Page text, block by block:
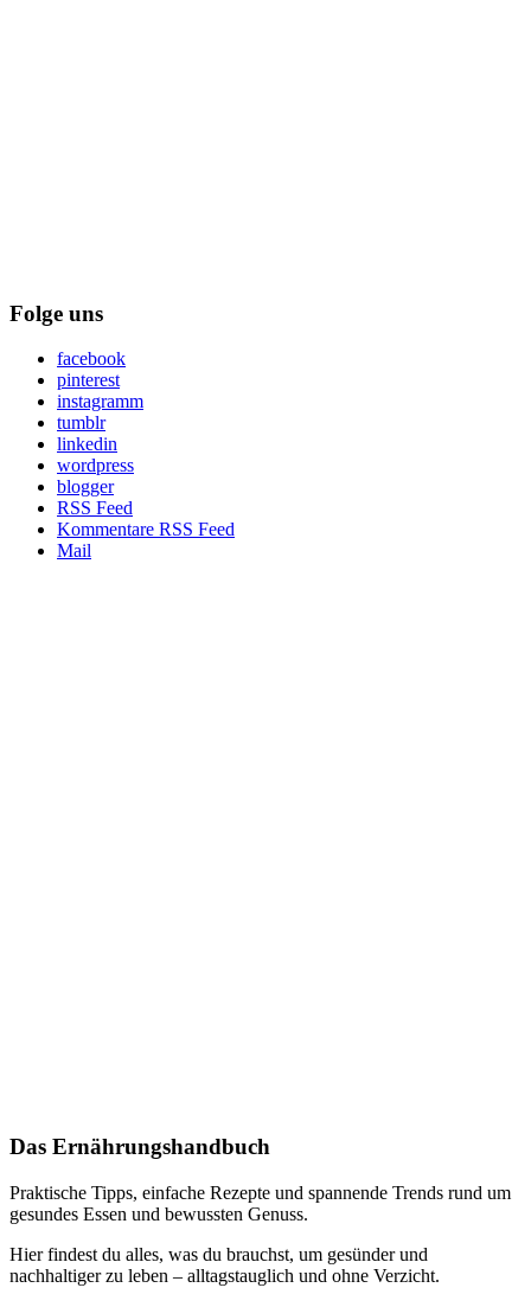
Folge uns
facebook
pinterest
instagramm
tumblr
linkedin
wordpress
blogger
RSS Feed
Kommentare RSS Feed
Mail
Das Ernährungshandbuch
Praktische Tipps, einfache Rezepte und spannende Trends rund um
gesundes Essen und bewussten Genuss.
Hier findest du alles, was du brauchst, um gesünder und
nachhaltiger zu leben – alltagstauglich und ohne Verzicht.